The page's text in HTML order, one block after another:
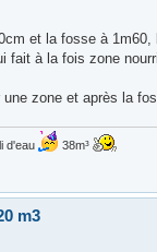
et la fosse à
fait à la fois zone
zone et après la
d'eau
38m³
m3